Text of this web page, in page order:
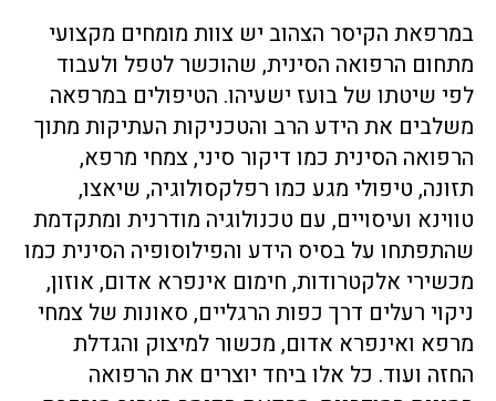
במרפאת הקיסר הצהוב יש צוות מומחים מקצועי
מתחום הרפואה הסינית, שהוכשר לטפל ולעבוד
לפי שיטתו של בועז ישעיהו. הטיפולים במרפאה
משלבים את הידע הרב והטכניקות העתיקות מתוך
הרפואה הסינית כמו דיקור סיני, צמחי מרפא,
תזונה, טיפולי מגע כמו רפלקסולוגיה, שיאצו,
טווינא ועיסויים, עם טכנולוגיה מודרנית ומתקדמת
שהתפתחו על בסיס הידע והפילוסופיה הסינית כמו
מכשירי אלקטרודות, חימום אינפרא אדום, אוזון,
ניקוי רעלים דרך כפות הרגליים, סאונות של צמחי
מרפא ואינפרא אדום, מכשור למיצוק והגדלת
החזה ועוד. כל אלו ביחד יוצרים את הרפואה